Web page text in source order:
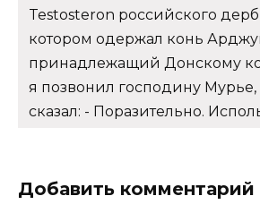
Testosteron российского
котором одержал конь
принадлежащий Донскому
я позвонил господину Мурье,
сказал: - Поразительно.
Добавить комментарий